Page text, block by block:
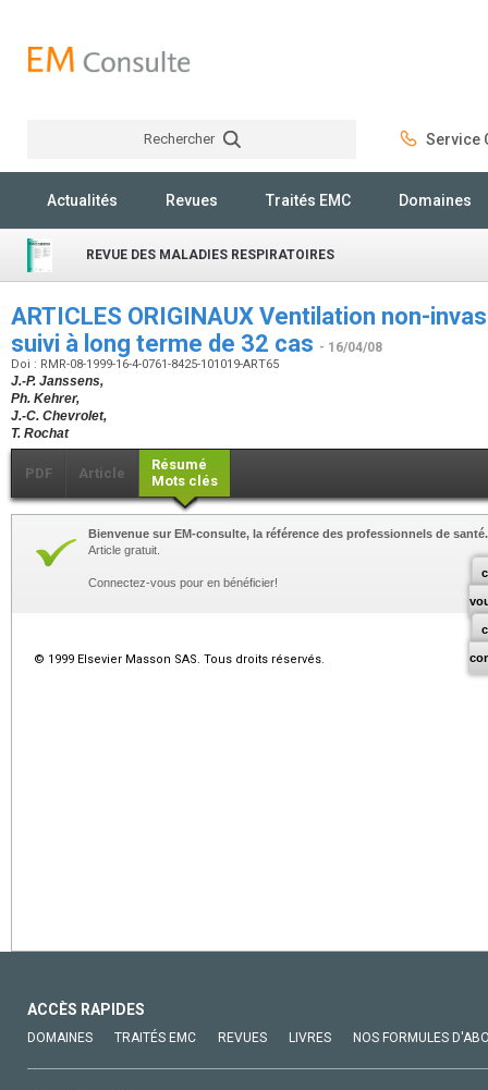
Rechercher Service
Actualités Revues Traités EMC Domaines
REVUE DES MALADIES RESPIRATOIRES
ARTICLES ORIGINAUX Ventilation non-
suivi à long terme de 32 cas - 16/04/08
Doi : RMR-08-1999-16-4-0761-8425-101019-ART65
J.-P. Janssens,
Ph. Kehrer,
J.-C. Chevrolet,
T. Rochat
PDF Article
Résumé
Mots clés
Bienvenue sur EM-consulte, la référence des professionnels de santé.
Article gratuit.
Connectez-vous pour en bénéficier!
© 1999 Elsevier Masson SAS. Tous droits réservés.
ACCÈS RAPIDES
DOMAINES TRAITÉS EMC REVUES LIVRES NOS FORMULES